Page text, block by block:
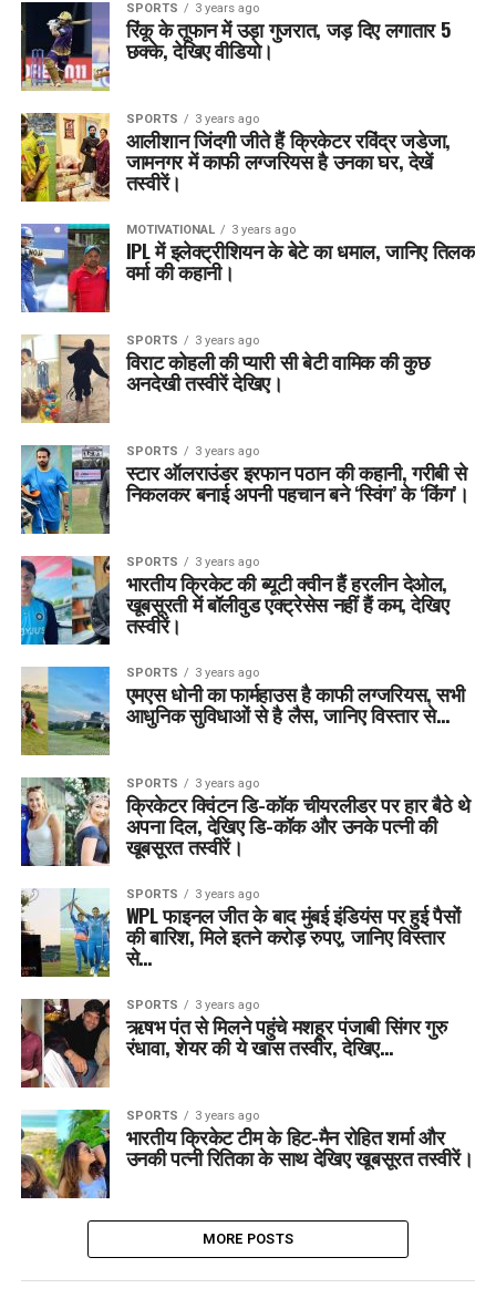
SPORTS 3 years ago
रिंकू के तूफान में उड़ा गुजरात, जड़ दिए लगातार 5
छक्के, देखिए वीडियो।
SPORTS 3 years ago
आलीशान जिंदगी जीते हैं क्रिकेटर रविंद्र जडेजा,
जामनगर में काफी लग्जरियस है उनका घर, देखें
तस्वीरें।
MOTIVATIONAL 3 years ago
IPL में इलेक्ट्रीशियन के बेटे का धमाल, जानिए तिलक
वर्मा की कहानी।
SPORTS 3 years ago
विराट कोहली की प्यारी सी बेटी वामिक की कुछ
अनदेखी तस्वीरें देखिए।
SPORTS 3 years ago
स्टार ऑलराउंडर इरफान पठान की कहानी, गरीबी से
निकलकर बनाई अपनी पहचान बने ‘स्विंग’ के ‘किंग’।
SPORTS 3 years ago
भारतीय क्रिकेट की ब्यूटी क्वीन हैं हरलीन देओल,
खूबसूरती में बॉलीवुड एक्ट्रेसेस नहीं हैं कम, देखिए
तस्वीरें।
SPORTS 3 years ago
एमएस धोनी का फार्महाउस है काफी लग्जरियस, सभी
आधुनिक सुविधाओं से है लैस, जानिए विस्तार से…
SPORTS 3 years ago
क्रिकेटर क्विंटन डि-कॉक चीयरलीडर पर हार बैठे थे
अपना दिल, देखिए डि-कॉक और उनके पत्नी की
खूबसूरत तस्वीरें।
SPORTS 3 years ago
WPL फाइनल जीत के बाद मुंबई इंडियंस पर हुई पैसों
की बारिश, मिले इतने करोड़ रुपए, जानिए विस्तार
से…
SPORTS 3 years ago
ऋषभ पंत से मिलने पहुंचे मशहूर पंजाबी सिंगर गुरु
रंधावा, शेयर की ये खास तस्वीर, देखिए…
SPORTS 3 years ago
भारतीय क्रिकेट टीम के हिट-मैन रोहित शर्मा और
उनकी पत्नी रितिका के साथ देखिए खूबसूरत तस्वीरें।
MORE POSTS